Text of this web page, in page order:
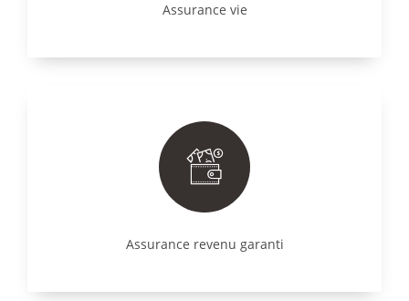
Assurance vie
Assurance revenu garanti